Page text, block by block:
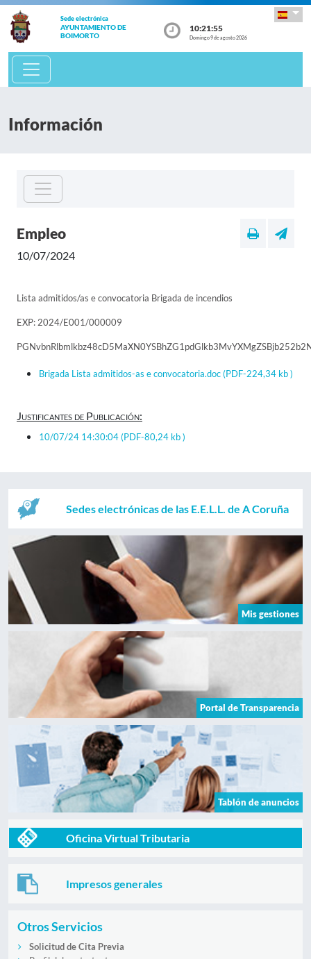
Sede electrónica
AYUNTAMIENTO DE
BOIMORTO
10:21:55
Domingo 9 de agosto 2026
Información
Empleo
10/07/2024
Lista admitidos/as e convocatoria Brigada de incendios
EXP: 2024/E001/000009
Brigada Lista admitidos-as e convocatoria.doc(PDF-224,34 kb )
Justificantes de Publicación:
10/07/24 14:30:04(PDF-80,24 kb )
Sedes electrónicas de las E.E.L.L. de A Coruña
Mis gestiones
Portal de Transparencia
Tablón de anuncios
Oficina Virtual Tributaria
Impresos generales
Otros Servicios
Solicitud de Cita Previa